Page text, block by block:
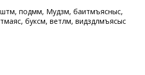
подмӧм, Мудзӧм, баитӧмъяснысӧ,
буксӧм, ветлӧм, видзӧдлӧмъясыс